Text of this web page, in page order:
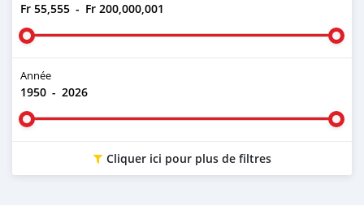
Fr 55,555 - Fr 200,000,001
Année
1950 - 2026
Cliquer ici pour plus de filtres